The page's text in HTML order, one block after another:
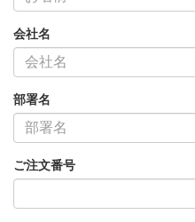
会社名
部署名
ご注文番号